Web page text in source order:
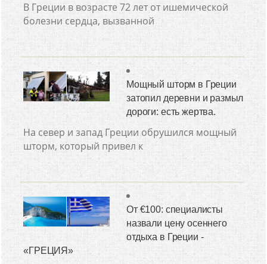
В Греции в возрасте 72 лет от ишемической
болезни сердца, вызванной
Мощный шторм в Греции
затопил деревни и размыл
дороги: есть жертва.
На север и запад Греции обрушился мощный
шторм, который привел к
От €100: специалисты
назвали цену осеннего
отдыха в Греции -
«ГРЕЦИЯ»